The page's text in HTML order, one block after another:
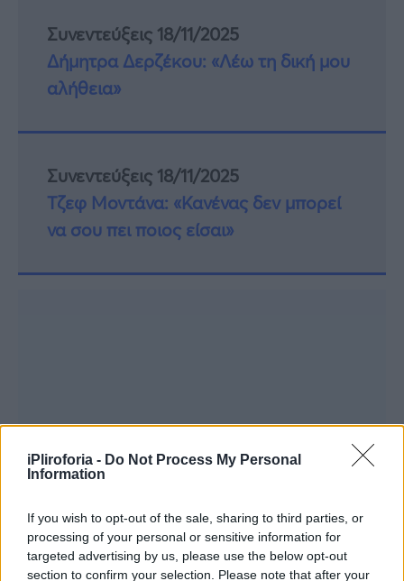
iPliroforia - Do Not Process My Personal
Information
If you wish to opt-out of the sale, sharing to third parties, or
processing of your personal or sensitive information for
targeted advertising by us, please use the below opt-out
section to confirm your selection. Please note that after your
Συνεντεύξεις 18/11/2025
Δήμητρα Δερζέκου: «Λέω τη δική μου
αλήθεια»
Συνεντεύξεις 18/11/2025
Τζεφ Μοντάνα: «Κανένας δεν μπορεί
να σου πει ποιος είσαι»